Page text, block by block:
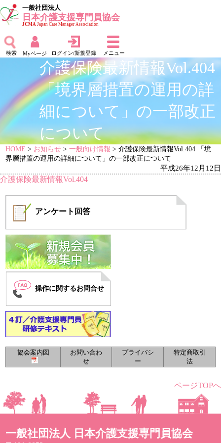
一般社団法人
日本介護支援専門員協会
JCMAJapan Care Manager Association
検索 Myページ ログイン/新規登録 メニュー
介護保険最新情報Vol.404
「境界層措置の運用の詳
細について」の一部改正
について
HOME > お知らせ >一般向け情報 > 介護保険最新情報Vol.404 「境
界層措置の運用の詳細について」の一部改正について
平成26年12月12日
介護保険最新情報Vol.404
アンケート 回答
操作に関するお問合せ
ページTOPへ
一般社団法人 日本介護支援専門員協会
協会案内図
お問い合わ
せ
プライバシ
ー
特定商取引
法